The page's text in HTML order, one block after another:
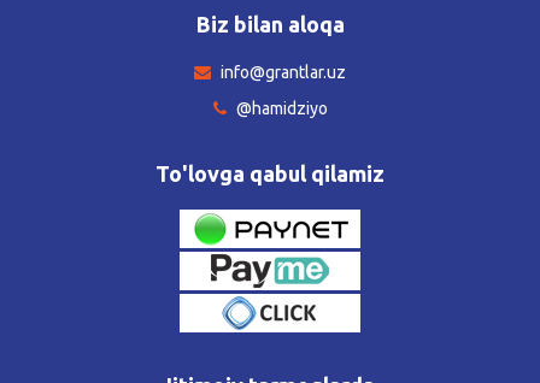
Biz bilan aloqa
info@grantlar.uz
@hamidziyo
To'lovga qabul qilamiz